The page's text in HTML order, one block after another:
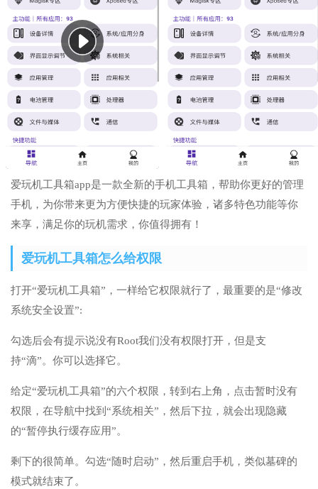
爱玩机工具箱app是一款全新的手机工具箱，帮助你更好的管理
手机，为你带来更为方便快捷的玩家体验，诸多特色功能等你
来享，满足你的玩机需求，你值得拥有！
爱玩机工具箱怎么给权限
打开“爱玩机工具箱”，一样给它权限就行了，最重要的是“修改
系统安全设置”:
勾选后会有提示说没有Root我们没有权限打开，但是支
持“滴”。你可以选择它。
给定“爱玩机工具箱”的六个权限，转到右上角，点击暂时没有
权限，在导航中找到“系统相关”，然后下拉，就会出现隐藏
的“暂停执行缓存应用”。
剩下的很简单。勾选“随时启动”，然后重启手机，类似墓碑的
模式就结束了。